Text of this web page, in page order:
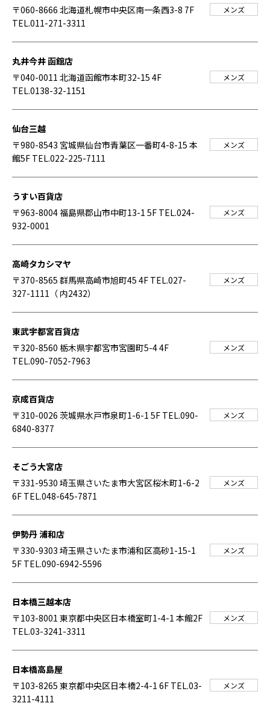
〒060-8666 北海道札幌市中央区南一条西3-8 7F
TEL.011-271-3311
メンズ
丸井今井 函館店
〒040-0011 北海道函館市本町32-15 4F
TEL.0138-32-1151
メンズ
仙台三越
〒980-8543 宮城県仙台市青葉区一番町4-8-15 本
館5F TEL.022-225-7111
メンズ
うすい百貨店
〒963-8004 福島県郡山市中町13-1 5F TEL.024-
932-0001
メンズ
高崎タカシマヤ
〒370-8565 群馬県高崎市旭町45 4F TEL.027-
327-1111（ 内2432）
メンズ
東武宇都宮百貨店
〒320-8560 栃木県宇都宮市宮園町5-4 4F
TEL.090-7052-7963
メンズ
京成百貨店
〒310-0026 茨城県水戸市泉町1-6-1 5F TEL.090-
6840-8377
メンズ
そごう大宮店
〒331-9530 埼玉県さいたま市大宮区桜木町1-6-2
6F TEL.048-645-7871
メンズ
伊勢丹 浦和店
〒330-9303 埼玉県さいたま市浦和区高砂1-15-1
5F TEL.090-6942-5596
メンズ
日本橋三越本店
〒103-8001 東京都中央区日本橋室町1-4-1 本館2F
TEL.03-3241-3311
メンズ
日本橋高島屋
〒103-8265 東京都中央区日本橋2-4-1 6F TEL.03-
3211-4111
メンズ